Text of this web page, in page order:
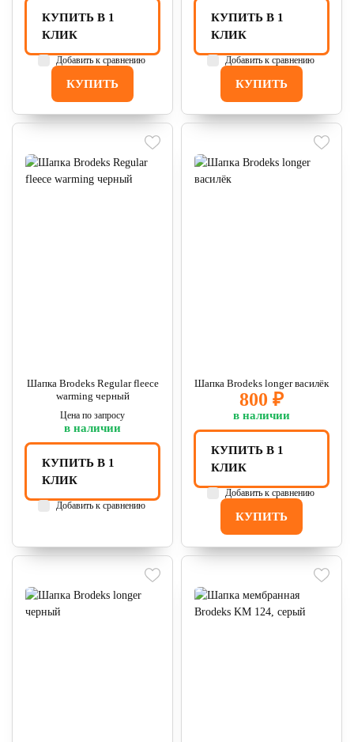
КУПИТЬ
КУПИТЬ В 1
КЛИК
Добавить к сравнению
КУПИТЬ
КУПИТЬ В 1
КЛИК
Добавить к сравнению
Шапка Brodeks Regular fleece
warming черный
Цена по запросу
в наличии
КУПИТЬ В 1
КЛИК
Добавить к сравнению
Шапка Brodeks longer василёк
800 ₽
в наличии
КУПИТЬ
КУПИТЬ В 1
КЛИК
Добавить к сравнению